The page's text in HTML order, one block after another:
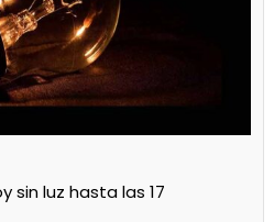
sin luz hasta las 17